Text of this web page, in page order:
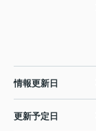
情報更新日
更新予定日